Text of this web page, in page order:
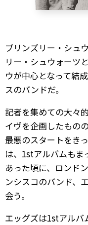
ブリンズリー・シュ
リー・シュウォーツ
ウが中心となって結
スのバンドだ。
記者を集めての大々
イヴを企画したもの
最悪のスタートをき
は、1stアルバムもま
あった頃に、ロンド
ンシスコのバンド、
会う。
エッグズは1stアルバ